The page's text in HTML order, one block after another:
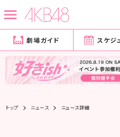
劇場ガイド スケジ
トップ ニュース ニュース詳細